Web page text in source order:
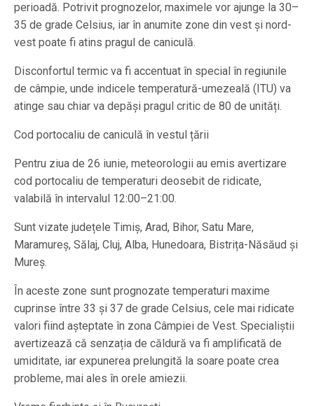
perioadă. Potrivit prognozelor, maximele vor ajunge la 30–
35 de grade Celsius, iar în anumite zone din vest și nord-
vest poate fi atins pragul de caniculă.
Disconfortul termic va fi accentuat în special în regiunile
de câmpie, unde indicele temperatură-umezeală (ITU) va
atinge sau chiar va depăși pragul critic de 80 de unități.
Cod portocaliu de caniculă în vestul țării
Pentru ziua de 26 iunie, meteorologii au emis avertizare
cod portocaliu de temperaturi deosebit de ridicate,
valabilă în intervalul 12:00–21:00.
Sunt vizate județele Timiș, Arad, Bihor, Satu Mare,
Maramureș, Sălaj, Cluj, Alba, Hunedoara, Bistrița-Năsăud și
Mureș.
În aceste zone sunt prognozate temperaturi maxime
cuprinse între 33 și 37 de grade Celsius, cele mai ridicate
valori fiind așteptate în zona Câmpiei de Vest. Specialiștii
avertizează că senzația de căldură va fi amplificată de
umiditate, iar expunerea prelungită la soare poate crea
probleme, mai ales în orele amiezii.